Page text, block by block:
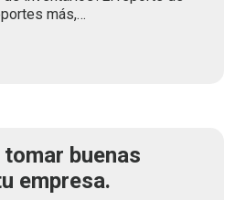
más,…
tomar buenas
empresa.